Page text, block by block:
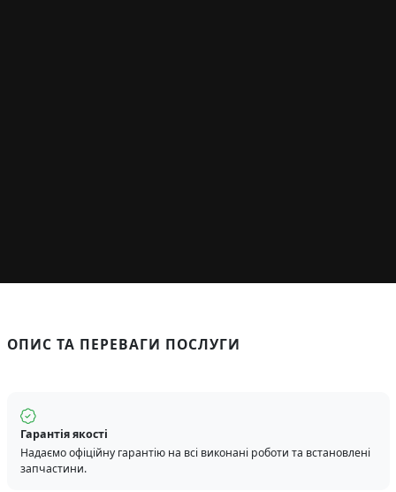
ОПИС ТА ПЕРЕВАГИ ПОСЛУГИ
Гарантія якості
Надаємо офіційну гарантію на всі виконані роботи та встановлені
запчастини.